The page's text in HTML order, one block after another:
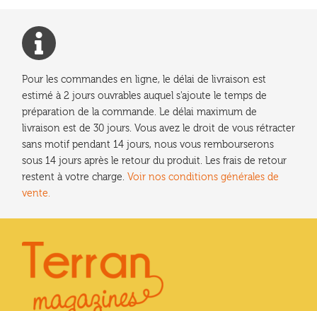
Pour les commandes en ligne, le délai de livraison est
estimé à 2 jours ouvrables auquel s'ajoute le temps de
préparation de la commande. Le délai maximum de
livraison est de 30 jours. Vous avez le droit de vous rétracter
sans motif pendant 14 jours, nous vous rembourserons
sous 14 jours après le retour du produit. Les frais de retour
restent à votre charge. Voir nos conditions générales de
vente.